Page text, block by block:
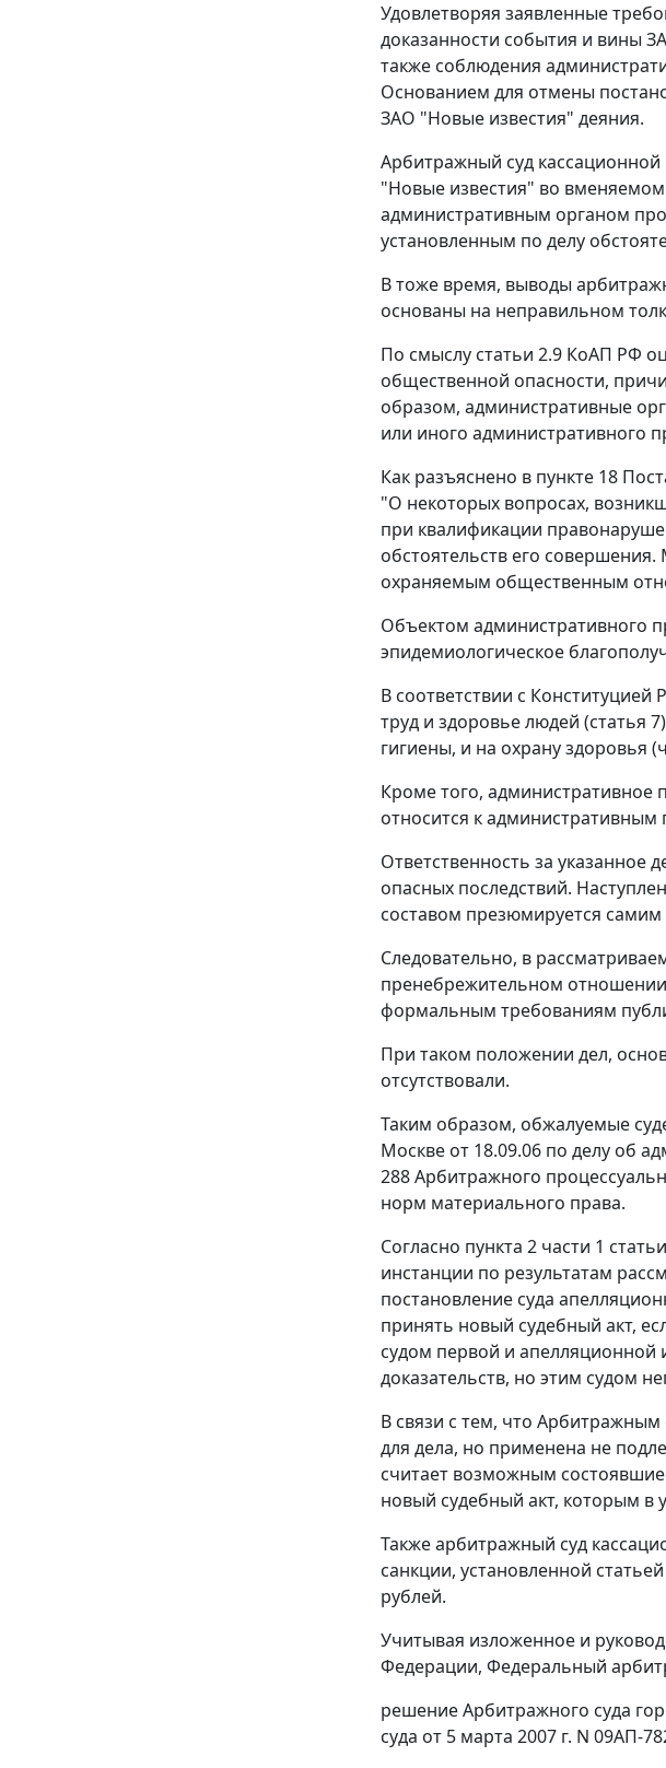
Удовлетворяя заявленные
доказанности события и вины
также соблюдения
Основанием для отмены
ЗАО "Новые известия" деяния.
Арбитражный суд
"Новые известия" во
административным органом
установленным по делу
В тоже время, выводы
основаны на неправильном
По смыслу статьи 2.9 КоАП РФ
общественной опасности,
образом, административные
или иного административного
Как разъяснено в пункте 18
"О некоторых вопросах,
при квалификации
обстоятельств его
охраняемым общественным
Объектом административного
эпидемиологическое
В соответствии с
труд и здоровье людей (статья
гигиены, и на охрану здоровья
Кроме того, административное
относится к
Ответственность за указанное
опасных последствий.
составом презюмируется
Следовательно, в
пренебрежительном
формальным требованиям
При таком положении дел,
отсутствовали.
Таким образом, обжалуемые
Москве от 18.09.06 по делу об
288 Арбитражного
норм материального права.
Согласно пункта 2 части 1
инстанции по результатам
постановление суда
принять новый судебный акт,
судом первой и апелляционной
доказательств, но этим судом
В связи с тем, что
для дела, но применена не
считает возможным
новый судебный акт, которым в
Также арбитражный суд
санкции, установленной
рублей.
Учитывая изложенное и
Федерации, Федеральный
решение Арбитражного суда
суда от 5 марта 2007 г. N 09АП-